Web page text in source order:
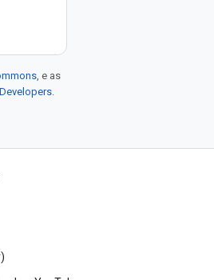
, e as
.